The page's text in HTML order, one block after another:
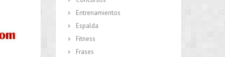
Entrenamientos
Espalda
Fitness
Frases